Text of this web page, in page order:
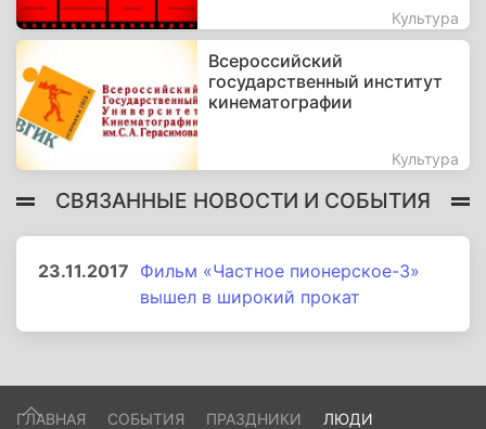
Культура
Всероссийский
государственный институт
кинематографии
Культура
СВЯЗАННЫЕ НОВОСТИ И СОБЫТИЯ
23.11.2017 Фильм «Частное пионерское-3»
вышел в широкий прокат
ГЛАВНАЯ СОБЫТИЯ ПРАЗДНИКИ
ЛЮДИ